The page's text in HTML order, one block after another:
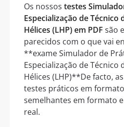
Os nossos testes
Especialização de Técnico
Hélices (LHP) em PDF são
parecidos com o que vai
**exame Simulador de
Especialização de Técnico
Hélices (LHP)**De facto,
testes práticos em
semelhantes em formato
real.